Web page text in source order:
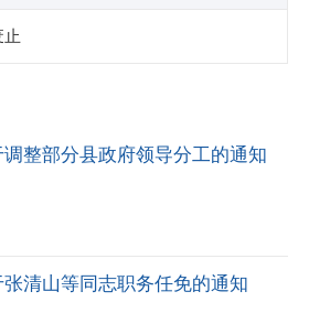
止
整部分县政府领导分工的通知
清山等同志职务任免的通知